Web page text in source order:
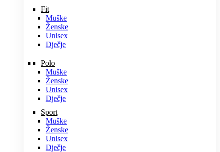
Fit
Muške
Ženske
Unisex
Dječje
Polo
Muške
Ženske
Unisex
Dječje
Sport
Muške
Ženske
Unisex
Dječje